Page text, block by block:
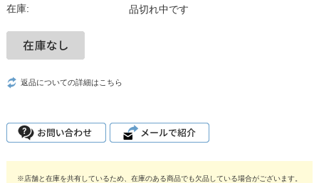
在庫: 品切れ中です
返品についての詳細はこちら
※店舗と在庫を共有しているため、在庫のある商品でも欠品している場合がございます。